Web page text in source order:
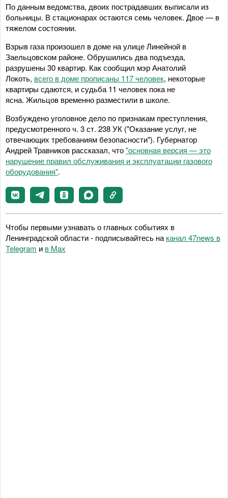
По данным ведомства, двоих пострадавших выписали из
больницы. В стационарах остаются семь человек. Двое — в
тяжелом состоянии.
Взрыв газа произошел в доме на улице Линейной в
Заельцовском районе. Обрушились два подъезда,
разрушены 30 квартир. Как сообщил мэр Анатолий
Локоть, всего в доме прописаны 117 человек, некоторые
квартиры сдаются, и судьба 11 человек пока не
ясна. Жильцов временно разместили в школе.
Возбуждено уголовное дело по признакам преступления,
предусмотренного ч. 3 ст. 238 УК ("Оказание услуг, не
отвечающих требованиям безопасности"). Губернатор
Андрей Травников рассказал, что"основная версия — это
нарушение правил обслуживания и эксплуатации газового
оборудования".
Чтобы первыми узнавать о главных событиях в
Ленинградской области - подписывайтесь на канал 47news в
Telegram и в Maх